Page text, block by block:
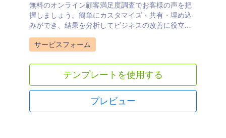
無料のオンライン顧客満足度調査でお客様の声を把
握しましょう。簡単にカスタマイズ・共有・埋め込
みができ、結果を分析してビジネスの改善に役立て
られます。
Go to Category:
サービスフォーム
テンプレートを使用する
プレビュー